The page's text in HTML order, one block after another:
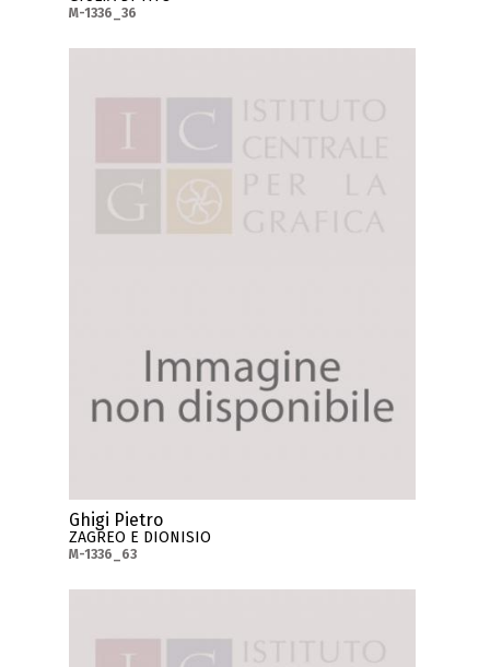
M-1336_36
Ghigi Pietro
ZAGREO E DIONISIO
M-1336_63